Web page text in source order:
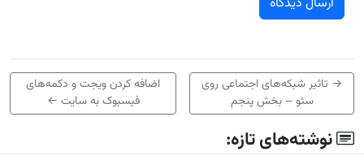
→ تاثیر شبکه‌های اجتماعی روی
سئو – بخش پنجم
اضافه کردن ویجت و دکمه‌های
فیسبوک به سایت ←
نوشته‌های تازه: